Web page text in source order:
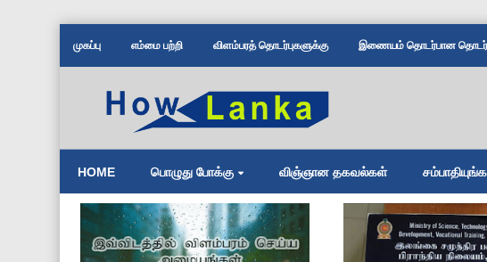
முகப்பு எம்மை பற்றி விளம்பரத் தொடர்புகளுக்கு இணையம் தொடர்பான
HOME பொழுது போக்கு விஞ்ஞான தகவல்கள்